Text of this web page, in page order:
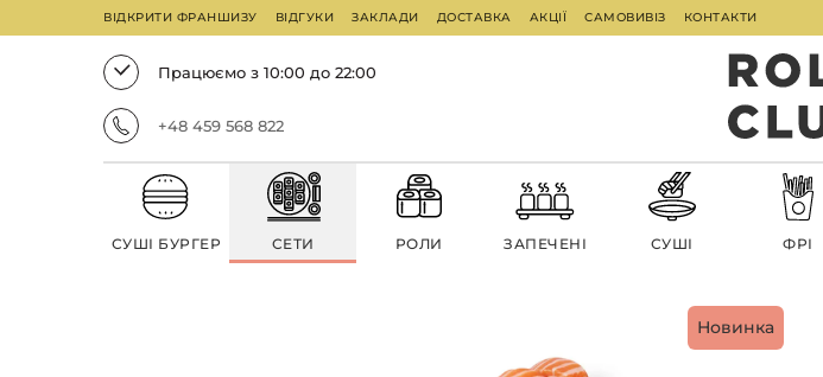
ВІДКРИТИ ФРАНШИЗУ ВІДГУКИ ЗАКЛАДИ ДОСТАВКА АКЦІЇ САМОВИВІЗ КОНТАКТИ
Працюємо з 10:00 до 22:00
+48 459 568 822
СУШІ БУРГЕР СЕТИ РОЛИ ЗАПЕЧЕНІ СУШІ ФРІ
Новинка